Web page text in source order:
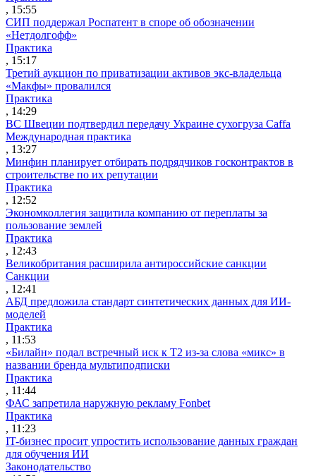
, 15:55
СИП поддержал Роспатент в споре об обозначении
«Нетдолгофф»
Практика
, 15:17
Третий аукцион по приватизации активов экс-владельца
«Макфы» провалился
Практика
, 14:29
ВС Швеции подтвердил передачу Украине сухогруза Caffa
Международная практика
, 13:27
Минфин планирует отбирать подрядчиков госконтрактов в
строительстве по их репутации
Практика
, 12:52
Экономколлегия защитила компанию от переплаты за
пользование землей
Практика
, 12:43
Великобритания расширила антироссийские санкции
Санкции
, 12:41
АБД предложила стандарт синтетических данных для ИИ-
моделей
Практика
, 11:53
«Билайн» подал встречный иск к Т2 из-за слова «микс» в
названии бренда мультиподписки
Практика
, 11:44
ФАС запретила наружную рекламу Fonbet
Практика
, 11:23
IT-бизнес просит упростить использование данных граждан
для обучения ИИ
Законодательство